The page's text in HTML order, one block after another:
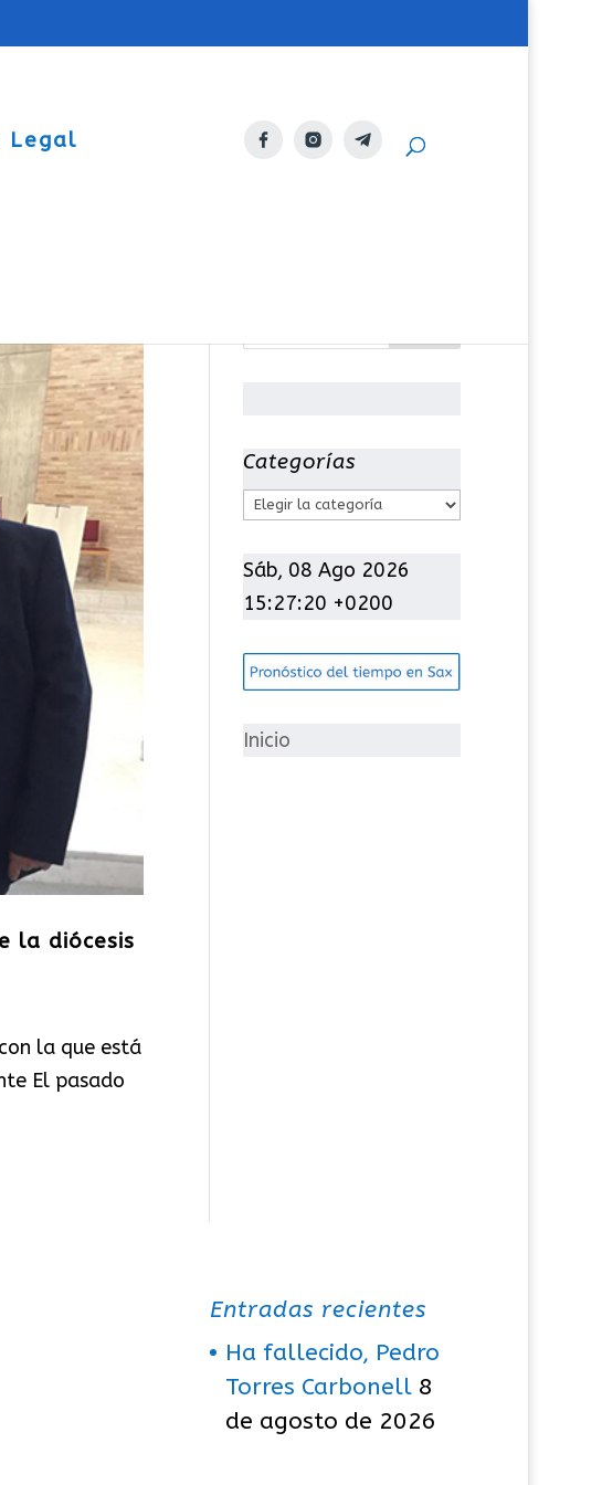
Legal
la diócesis
la que está
El pasado
Categorías
C
t
e
o
í
Sáb, 08 Ago 2026
15:27:20 +0200
Inicio
Entradas recientes
Ha fallecido, Pedro
Torres Carbonell 8
de agosto de 2026